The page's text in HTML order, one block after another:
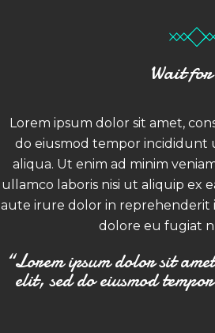
Wait
Lorem ipsum dolor sit amet,
do eiusmod tempor incididunt
aliqua. Ut enim ad minim
ullamco laboris nisi ut aliquip ex
aute irure dolor in reprehenderit
dolore eu fugiat
“Lorem ipsum dolor sit
elit, sed do eiusmod